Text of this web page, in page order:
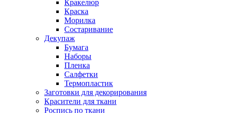
Кракелюр
Краска
Морилка
Состаривание
Декупаж
Бумага
Наборы
Пленка
Салфетки
Термопластик
Заготовки для декорирования
Красители для ткани
Роспись по ткани